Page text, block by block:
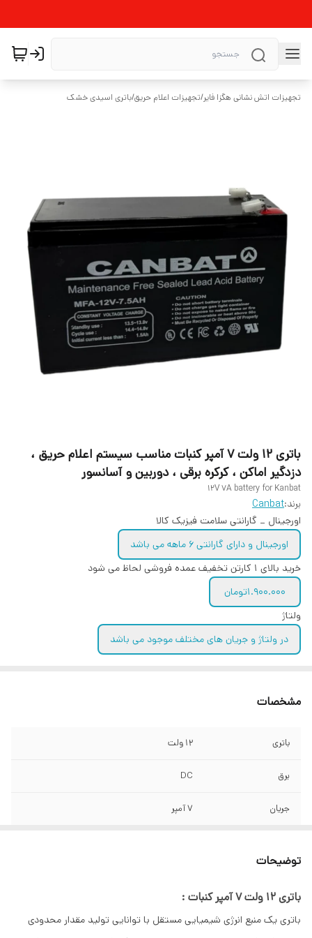
تجهیزات اتش نشانی هگزا فایر/تجهیزات اعلام حریق/باتری اسیدی خشک
باتری ۱۲ ولت ۷ آمپر کنبات مناسب سیستم اعلام حریق ،
دزدگیر اماکن ، کرکره برقی ، دوربین و آسانسور
12V 7A battery for Kanbat
برند:Canbat
اورجینال _ گارانتی سلامت فیزیک کالا
اورجینال و دارای گارانتی 6 ماهه می باشد
خرید بالای ۱ کارتن تخفیف عمده فروشی لحاظ می شود
1.900.000تومان
ولتاژ
در ولتاژ و جریان های مختلف موجود می باشد
مشخصات
باتری 12 ولت
برق DC
جریان 7 آمپر
کاربرد
سیستم اعلام حریق ، دزدگیر ، کرکره برقی ،
توضیحات
باتری 12 ولت 7 آمپر کنبات :
باتری یک منبع انرژی شیمیایی مستقل با توانایی تولید مقدار محدودی